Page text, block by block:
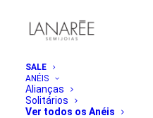
SALE
ANÉIS
Alianças
Solitários
Ver todos os Anéis